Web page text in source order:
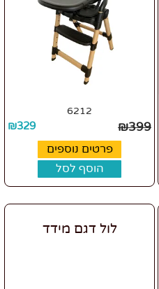
6212
₪399
₪329
פרטים נוספים
הוסף לסל
לול דגם מידד